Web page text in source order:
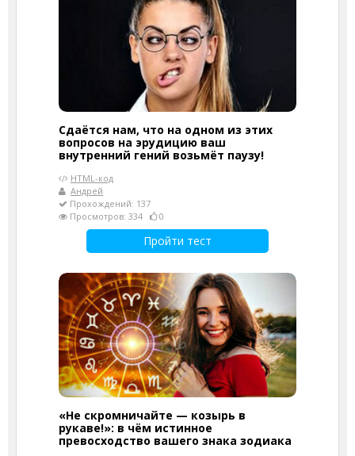
Сдаётся нам, что на одном из этих
вопросов на эрудицию ваш
внутренний гений возьмёт паузу!
HTML-код
Андрей
Прохождений: 137
Просмотров: 334
0
Пройти тест
«Не скромничайте — козырь в
рукаве!»: в чём истинное
превосходство вашего знака зодиака